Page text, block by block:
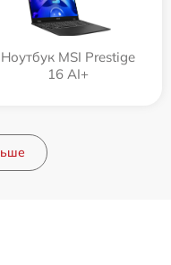
Ноутбук MSI Prestige
16 AI+